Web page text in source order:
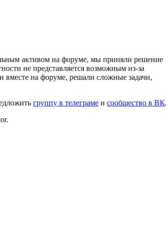
активом на форуме, мы приняли решение
не представляется возможным из-за
на форуме, решали сложные задачи,
группу в телеграме и сообщество в ВК.